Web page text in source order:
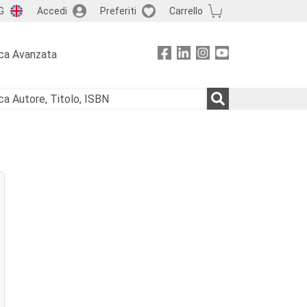
Accedi Preferiti Carrello
Avanzata